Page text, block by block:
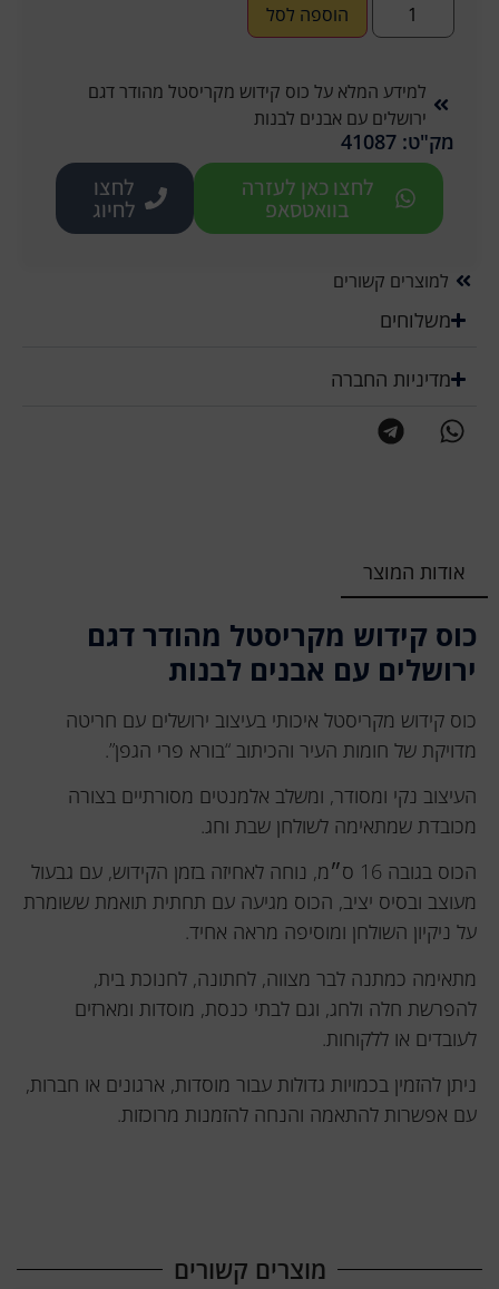
הוספה לסל
למידע המלא על כוס קידוש מקריסטל מהודר דגם
ירושלים עם אבנים לבנות
מק"ט: 41087
לחצו כאן לעזרה
בוואטסאפ
לחצו
לחיוג
למוצרים קשורים
משלוחים
מדיניות החברה
אודות המוצר
כוס קידוש מקריסטל מהודר דגם
ירושלים עם אבנים לבנות
כוס קידוש מקריסטל איכותי בעיצוב ירושלים עם חריטה
מדויקת של חומות העיר והכיתוב “בורא פרי הגפן”.
העיצוב נקי ומסודר, ומשלב אלמנטים מסורתיים בצורה
מכובדת שמתאימה לשולחן שבת וחג.
הכוס בגובה 16 ס״מ, נוחה לאחיזה בזמן הקידוש, עם גבעול
מעוצב ובסיס יציב, הכוס מגיעה עם תחתית תואמת ששומרת
על ניקיון השולחן ומוסיפה מראה אחיד.
מתאימה כמתנה לבר מצווה, לחתונה, לחנוכת בית,
להפרשת חלה ולחג, וגם לבתי כנסת, מוסדות ומארזים
לעובדים או ללקוחות.
ניתן להזמין בכמויות גדולות עבור מוסדות, ארגונים או חברות,
עם אפשרות להתאמה והנחה להזמנות מרוכזות.
מוצרים קשורים​